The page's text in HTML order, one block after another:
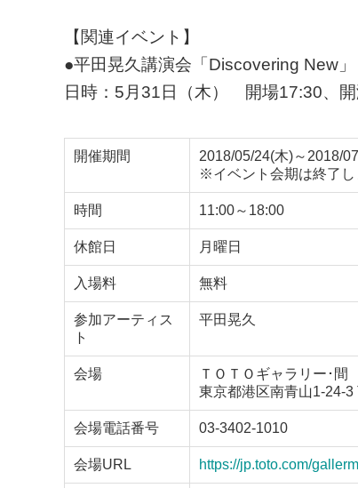
【関連イベント】
●平田晃久講演会「Discovering New」
日時：5月31日（木） 開場17:30、開
開催期間
2018/05/24(木)～2018/
※イベント会期は終了し
時間 11:00～18:00
休館日 月曜日
入場料 無料
参加アーティス
ト
平田晃久
会場
ＴＯＴＯギャラリー･間
東京都港区南青山1-24-
会場電話番号 03-3402-1010
会場URL https://jp.toto.com/